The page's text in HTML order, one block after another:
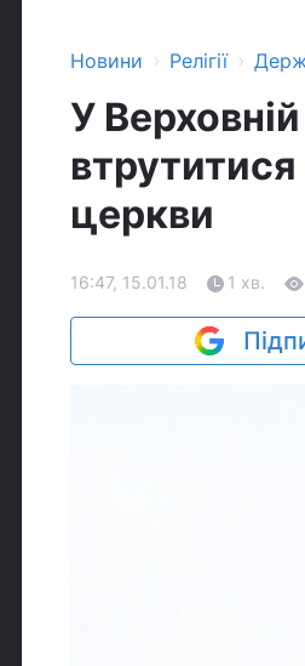
Новини › Релігії ›
У
церкви
16:47, 15.01.18 1 хв.